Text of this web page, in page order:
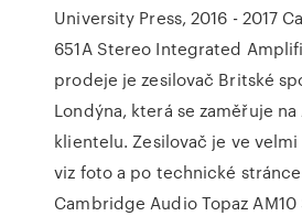
University Press, 2016 - 2017
651A Stereo Integrated
prodeje je zesilovač Britské
Londýna, která se zaměřuje
klientelu. Zesilovač je ve
viz foto a po technické
Cambridge Audio Topaz